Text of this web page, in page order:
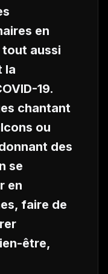
en
aussi
la
19.
chantant
ou
des
se
en
faire de
être,